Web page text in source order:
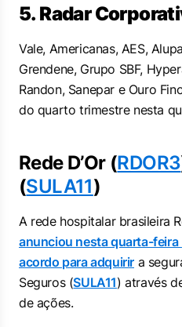
5. Radar
Vale, Americanas, AES,
Grendene, Grupo SBF,
Randon, Sanepar e Ouro
do quarto trimestre nesta
Rede D’Or (RDOR3
(SULA11)
A rede hospitalar brasileira
anunciou nesta quarta-feira
acordo para adquirir a
Seguros (SULA11) através
de ações.